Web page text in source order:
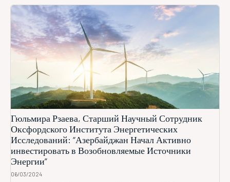
Гюльмира Рзаева, Старший Научный Сотрудник
Оксфордского Института Энергетических
Исследований: “Азербайджан Начал Активно
инвестировать в Возобновляемые Источники
Энергии”
06/03/2024